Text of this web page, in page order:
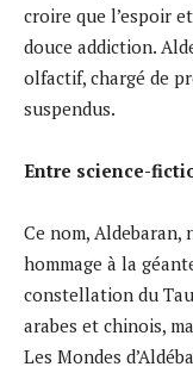
croire que l’espoir
douce addiction.
olfactif, chargé de
suspendus.
Entre science-
Ce nom, Aldebaran,
hommage à la
constellation du
arabes et chinois,
Les Mondes